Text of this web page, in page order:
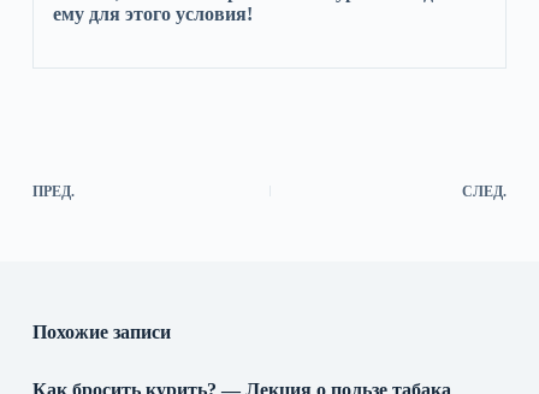
ему для этого условия!
ПРЕД. СЛЕД.
Похожие записи
Как бросить курить? — Лекция о пользе табака